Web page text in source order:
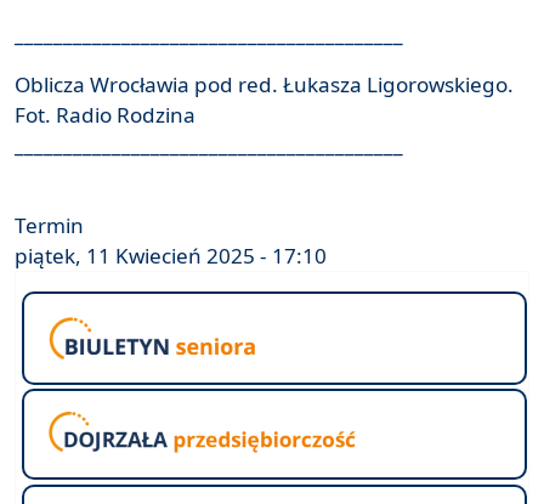
Oblicza Wrocławia pod red. Łukasza Ligorowskiego.
Fot. Radio Rodzina
Termin
piątek, 11 Kwiecień 2025 - 17:10